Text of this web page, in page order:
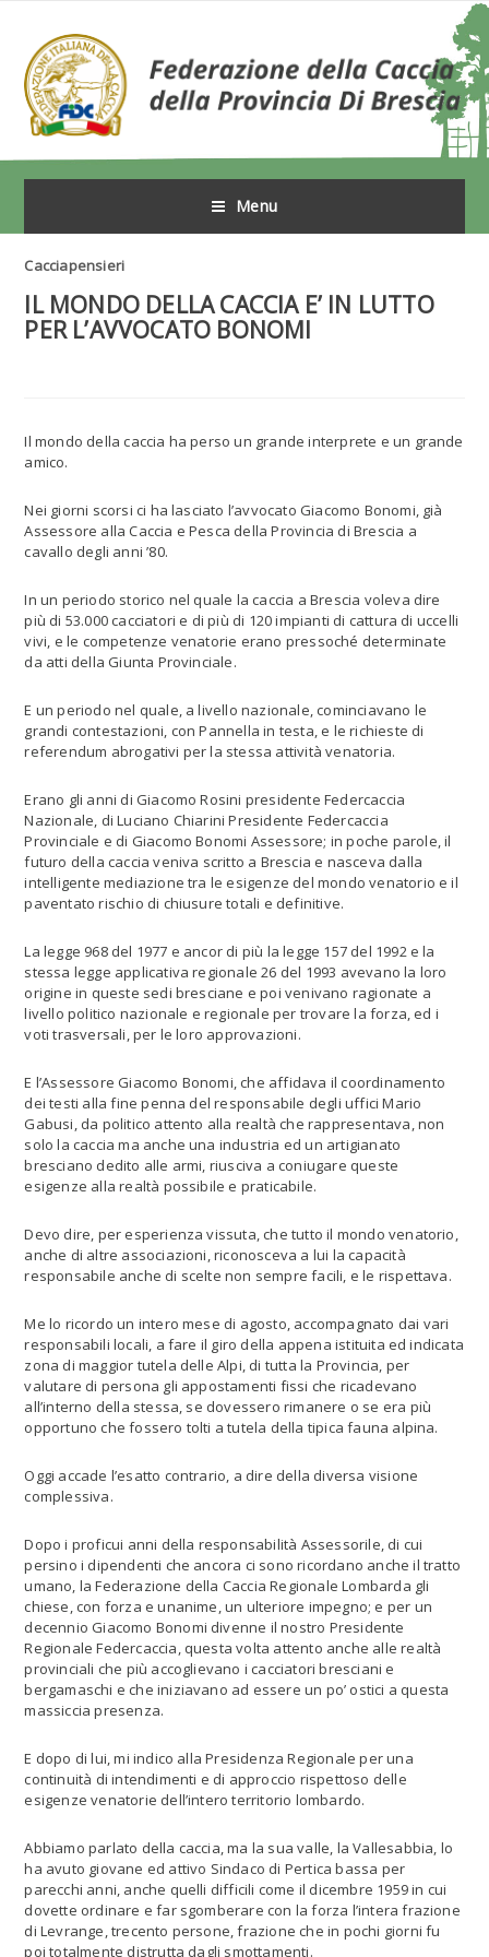
Menu
Cacciapensieri
IL MONDO DELLA CACCIA E’ IN LUTTO
PER L’AVVOCATO BONOMI
Il mondo della caccia ha perso un grande interprete e un grande
amico.
Nei giorni scorsi ci ha lasciato l’avvocato Giacomo Bonomi, già
Assessore alla Caccia e Pesca della Provincia di Brescia a
cavallo degli anni ’80.
In un periodo storico nel quale la caccia a Brescia voleva dire
più di 53.000 cacciatori e di più di 120 impianti di cattura di uccelli
vivi, e le competenze venatorie erano pressoché determinate
da atti della Giunta Provinciale.
E un periodo nel quale, a livello nazionale, cominciavano le
grandi contestazioni, con Pannella in testa, e le richieste di
referendum abrogativi per la stessa attività venatoria.
Erano gli anni di Giacomo Rosini presidente Federcaccia
Nazionale, di Luciano Chiarini Presidente Federcaccia
Provinciale e di Giacomo Bonomi Assessore; in poche parole, il
futuro della caccia veniva scritto a Brescia e nasceva dalla
intelligente mediazione tra le esigenze del mondo venatorio e il
paventato rischio di chiusure totali e definitive.
La legge 968 del 1977 e ancor di più la legge 157 del 1992 e la
stessa legge applicativa regionale 26 del 1993 avevano la loro
origine in queste sedi bresciane e poi venivano ragionate a
livello politico nazionale e regionale per trovare la forza, ed i
voti trasversali, per le loro approvazioni.
E l’Assessore Giacomo Bonomi, che affidava il coordinamento
dei testi alla fine penna del responsabile degli uffici Mario
Gabusi, da politico attento alla realtà che rappresentava, non
solo la caccia ma anche una industria ed un artigianato
bresciano dedito alle armi, riusciva a coniugare queste
esigenze alla realtà possibile e praticabile.
Devo dire, per esperienza vissuta, che tutto il mondo venatorio,
anche di altre associazioni, riconosceva a lui la capacità
responsabile anche di scelte non sempre facili, e le rispettava.
Me lo ricordo un intero mese di agosto, accompagnato dai vari
responsabili locali, a fare il giro della appena istituita ed indicata
zona di maggior tutela delle Alpi, di tutta la Provincia, per
valutare di persona gli appostamenti fissi che ricadevano
all’interno della stessa, se dovessero rimanere o se era più
opportuno che fossero tolti a tutela della tipica fauna alpina.
Oggi accade l’esatto contrario, a dire della diversa visione
complessiva.
Dopo i proficui anni della responsabilità Assessorile, di cui
persino i dipendenti che ancora ci sono ricordano anche il tratto
umano, la Federazione della Caccia Regionale Lombarda gli
chiese, con forza e unanime, un ulteriore impegno; e per un
decennio Giacomo Bonomi divenne il nostro Presidente
Regionale Federcaccia, questa volta attento anche alle realtà
provinciali che più accoglievano i cacciatori bresciani e
bergamaschi e che iniziavano ad essere un po’ ostici a questa
massiccia presenza.
E dopo di lui, mi indico alla Presidenza Regionale per una
continuità di intendimenti e di approccio rispettoso delle
esigenze venatorie dell’intero territorio lombardo.
Abbiamo parlato della caccia, ma la sua valle, la Vallesabbia, lo
ha avuto giovane ed attivo Sindaco di Pertica bassa per
parecchi anni, anche quelli difficili come il dicembre 1959 in cui
dovette ordinare e far sgomberare con la forza l’intera frazione
di Levrange, trecento persone, frazione che in pochi giorni fu
poi totalmente distrutta dagli smottamenti.